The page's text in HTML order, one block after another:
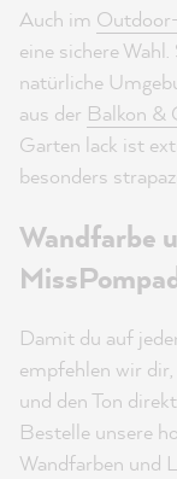
Auch im
eine sichere
natürliche
aus der Balkon &
Garten lack ist
besonders
Wandfarbe
Damit du auf
empfehlen wir
und den Ton
Bestelle unsere
Wandfarben und